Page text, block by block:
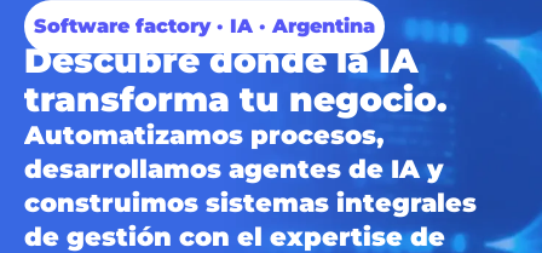
Software factory · IA · Argentina
Descubre dónde la IA
transforma tu negocio.
Automatizamos procesos,
desarrollamos agentes de IA y
construimos sistemas integrales
de gestión con el expertise de